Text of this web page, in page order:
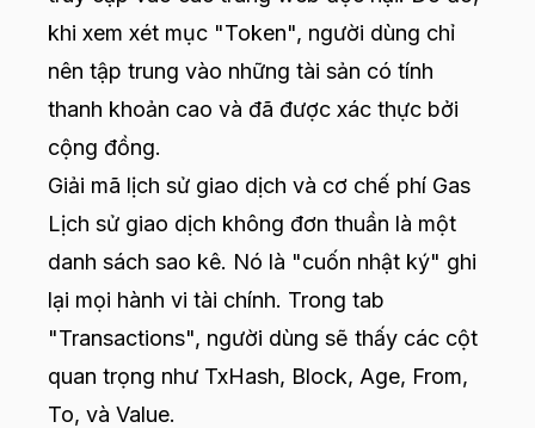
khi xem xét mục "Token", người dùng chỉ
nên tập trung vào những tài sản có tính
thanh khoản cao và đã được xác thực bởi
cộng đồng.
Giải mã lịch sử giao dịch và cơ chế phí Gas
Lịch sử giao dịch không đơn thuần là một
danh sách sao kê. Nó là "cuốn nhật ký" ghi
lại mọi hành vi tài chính. Trong tab
"Transactions", người dùng sẽ thấy các cột
quan trọng như TxHash, Block, Age, From,
To, và Value.